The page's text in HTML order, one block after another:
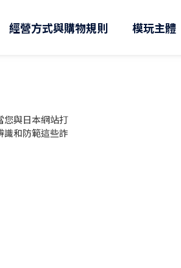
經營方式與購物規則 模玩主體
您與日本網站打
識和防範這些詐